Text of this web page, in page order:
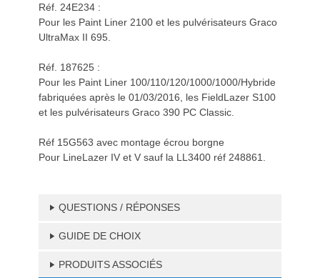
Réf. 24E234 :
Pour les Paint Liner 2100 et les pulvérisateurs Graco
UltraMax II 695.
Réf. 187625 :
Pour les Paint Liner 100/110/120/1000/1000/Hybride
fabriquées après le 01/03/2016, les FieldLazer S100
et les pulvérisateurs Graco 390 PC Classic.
Réf 15G563 avec montage écrou borgne
Pour LineLazer IV et V sauf la LL3400 réf 248861.
QUESTIONS / RÉPONSES
GUIDE DE CHOIX
PRODUITS ASSOCIÉS